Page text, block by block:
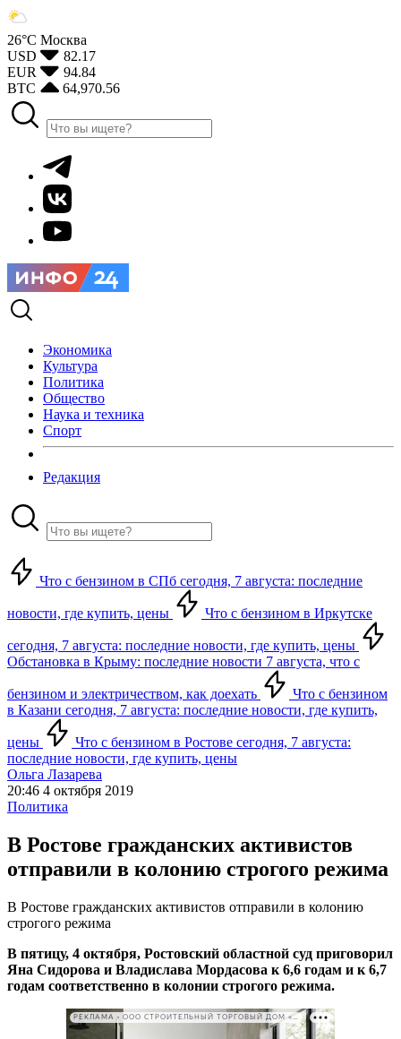
26°С Москва
USD
82.17
EUR
94.84
BTC
64,970.56
Экономика
Культура
Политика
Общество
Наука и техника
Спорт
Редакция
Что с бензином в СПб сегодня, 7 августа: последние
новости, где купить, цены Что с бензином в Иркутске
сегодня, 7 августа: последние новости, где купить, цены
Обстановка в Крыму: последние новости 7 августа, что с
бензином и электричеством, как доехать
Что с бензином
в Казани сегодня, 7 августа: последние новости, где купить,
цены
Что с бензином в Ростове сегодня, 7 августа:
последние новости, где купить, цены
Ольга Лазарева
20:46 4 октября 2019
Политика
В Ростове гражданских активистов
отправили в колонию строгого режима
В Ростове гражданских активистов отправили в колонию
строгого режима
В пятицу, 4 октября, Ростовский областной суд приговорил
Яна Сидорова и Владислава Мордасова к 6,6 годам и к 6,7
годам соответственно в колонии строгого режима.
РЕКЛАМА • ООО СТРОИТЕЛЬНЫЙ ТОРГОВЫЙ ДОМ «ПЕТРОВИЧ». ИНН: 7802348846